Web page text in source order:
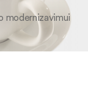
modernizavimui